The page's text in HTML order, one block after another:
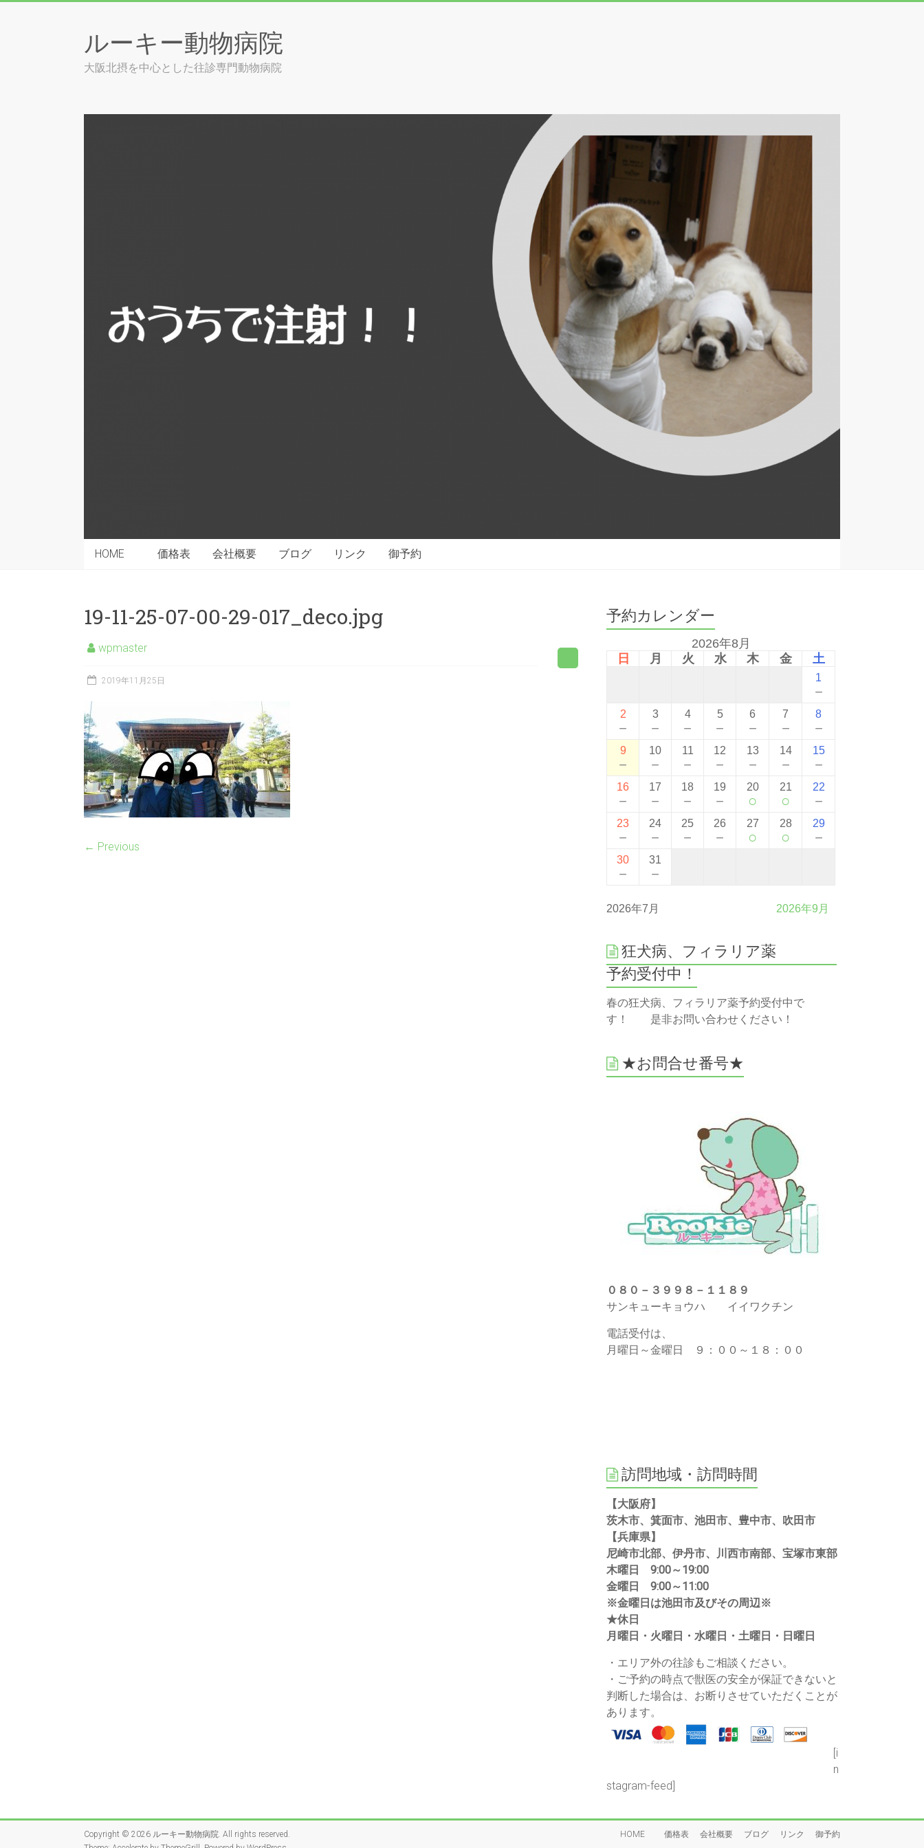
ルーキー動物病院
大阪北摂を中心とした往診専門動物病院
HOME 価格表 会社概要 ブログ リンク 御予約
19-11-25-07-00-29-017_deco.jpg
wpmaster
2019年11月25日
← Previous
予約カレンダー
2026年8月
日
月 火 水 木 金 土
1
－
2
－
3
－
4
－
5
－
6
－
7
－
8
－
9
－
10
－
11
－
12
－
13
－
14
－
15
－
16
－
17
－
18
－
19
－
20
○
21
○
22
－
23
－
24
－
25
－
26
－
27
○
28
○
29
－
30
－
31
－
2026年7月 2026年9月
狂犬病、フィラリア薬
予約受付中！
春の狂犬病、フィラリア薬予約受付中で
す！ 是非お問い合わせください！
★お問合せ番号★
０８０－３９９８－１１８９
サンキューキョウハ イイワクチン
電話受付は、
月曜日～金曜日 ９：００～１８：００
訪問地域・訪問時間
【大阪府】
茨木市、箕面市、池田市、豊中市、吹田市
【兵庫県】
尼崎市北部、伊丹市、川西市南部、宝塚市東部
木曜日 9:00～19:00
金曜日 9:00～11:00
※金曜日は池田市及びその周辺※
★休日
月曜日・火曜日・水曜日・土曜日・日曜日
・エリア外の往診もご相談ください。
・ご予約の時点で獣医の安全が保証できないと
判断した場合は、お断りさせていただくことが
あります。
[i
n
stagram-feed]
Copyright © 2026 ルーキー動物病院. All rights reserved.
HOME 価格表 会社概要 ブログ リンク 御予約